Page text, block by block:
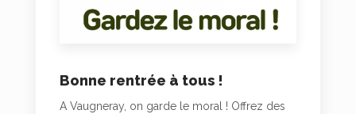
Bonne rentrée à tous !
A Vaugneray, on garde le moral ! Offrez des